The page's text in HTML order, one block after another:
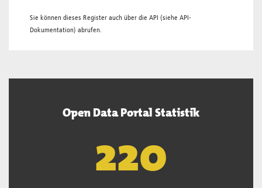
Sie können dieses Register auch über die API (siehe API-
Dokumentation) abrufen.
Open Data Portal Statistik
222